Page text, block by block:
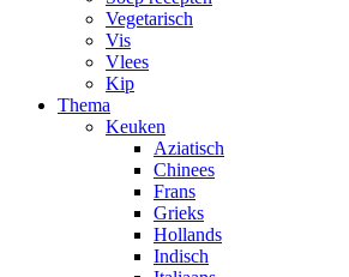
Vegetarisch
Vis
Vlees
Kip
Thema
Keuken
Aziatisch
Chinees
Frans
Grieks
Hollands
Indisch